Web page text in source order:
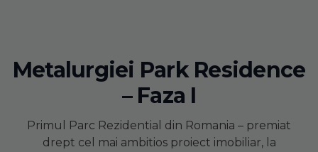
Metalurgiei Park Residence
– Faza I
Primul Parc Rezidential din Romania – premiat
drept cel mai ambitios proiect imobiliar, la